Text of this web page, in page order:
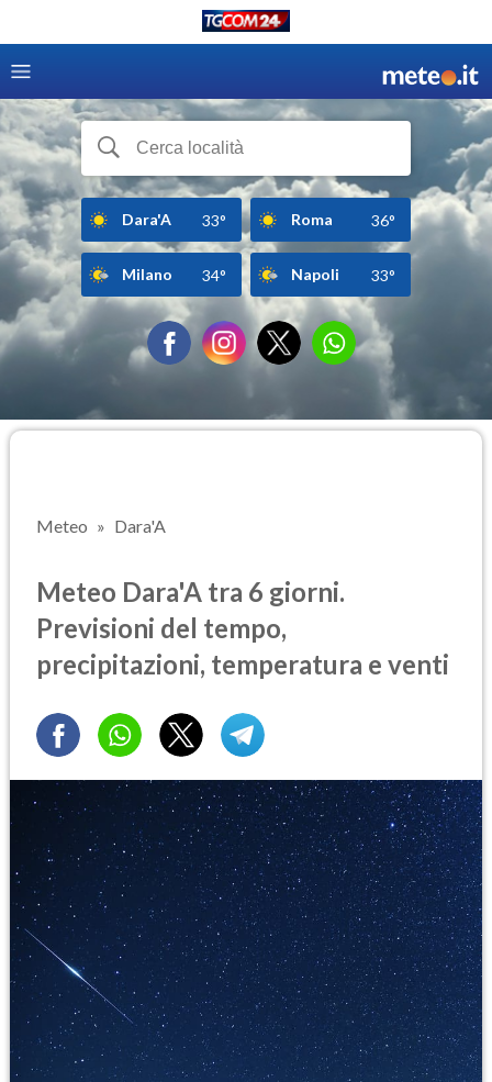
Dara'A 33° Roma 36°
Milano 34° Napoli 33°
Meteo Dara'A
Meteo Dara'A tra 6 giorni.
Previsioni del tempo,
precipitazioni, temperatura e venti